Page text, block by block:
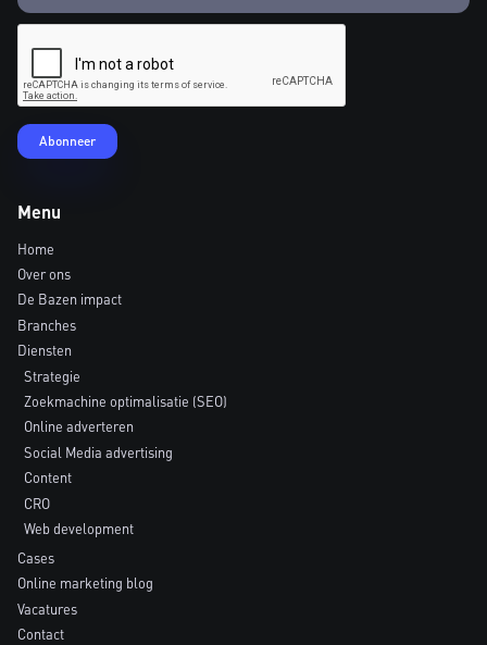
Menu
Home
Over ons
De Bazen impact
Branches
Diensten
Strategie
Zoekmachine optimalisatie (SEO)
Online adverteren
Social Media advertising
Content
CRO
Web development
Cases
Online marketing blog
Vacatures
Contact